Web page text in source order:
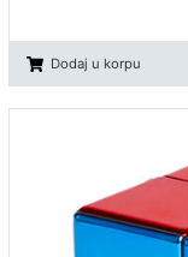
Dodaj u korpu